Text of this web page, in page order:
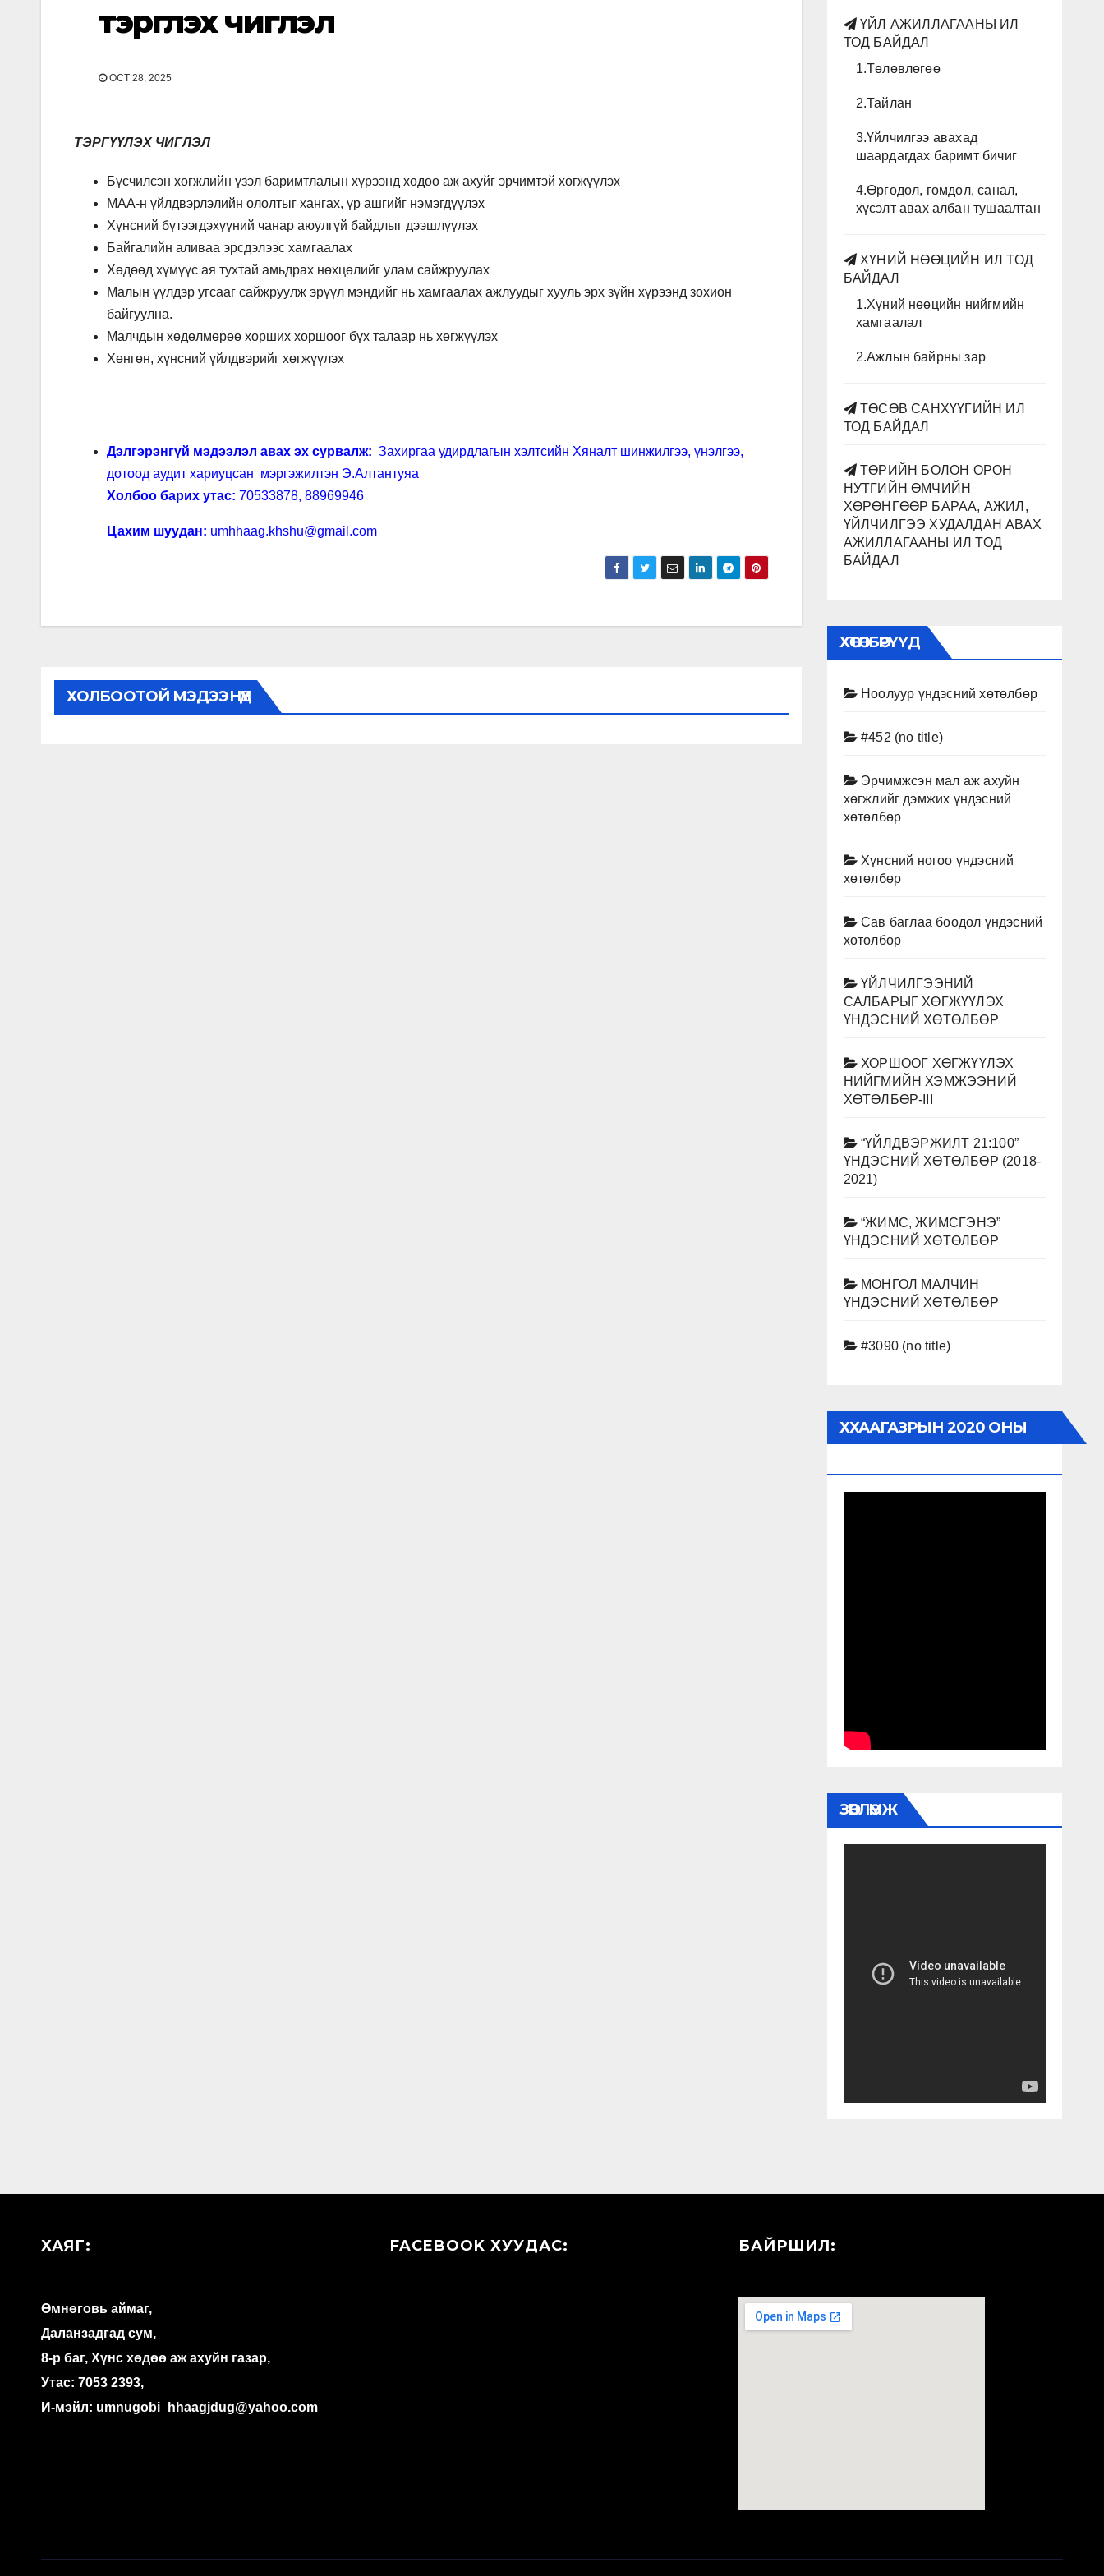
тэргүүлэх чиглэл
OCT 28, 2025
ТЭРГҮҮЛЭХ ЧИГЛЭЛ
Бүсчилсэн хөгжлийн үзэл баримтлалын хүрээнд хөдөө аж ахуйг эрчимтэй хөгжүүлэх
МАА-н үйлдвэрлэлийн ололтыг хангах, үр ашгийг нэмэгдүүлэх
Хүнсний бүтээгдэхүүний чанар аюулгүй байдлыг дээшлүүлэх
Байгалийн аливаа эрсдэлээс хамгаалах
Хөдөөд хүмүүс ая тухтай амьдрах нөхцөлийг улам сайжруулах
Малын үүлдэр угсааг сайжруулж эрүүл мэндийг нь хамгаалах ажлуудыг хууль эрх зүйн хүрээнд зохион
байгуулна.
Малчдын хөдөлмөрөө хорших хоршоог бүх талаар нь хөгжүүлэх
Хөнгөн, хүнсний үйлдвэрийг хөгжүүлэх
Дэлгэрэнгүй мэдээлэл авах эх сурвалж: Захиргаа удирдлагын хэлтсийн Хяналт шинжилгээ, үнэлгээ,
дотоод аудит хариуцсан мэргэжилтэн Э.Алтантуяа
Холбоо барих утас: 70533878, 88969946
Цахим шуудан: umhhaag.khshu@gmail.com
ХОЛБООТОЙ МЭДЭЭНҮҮД
ҮЙЛ АЖИЛЛАГААНЫ ИЛ
ТОД БАЙДАЛ
1.Төлөвлөгөө
2.Тайлан
3.Үйлчилгээ авахад
шаардагдах баримт бичиг
4.Өргөдөл, гомдол, санал,
хүсэлт авах албан тушаалтан
ХҮНИЙ НӨӨЦИЙН ИЛ ТОД
БАЙДАЛ
1.Хүний нөөцийн нийгмийн
хамгаалал
2.Ажлын байрны зар
ТӨСӨВ САНХҮҮГИЙН ИЛ
ТОД БАЙДАЛ
ТӨРИЙН БОЛОН ОРОН
НУТГИЙН ӨМЧИЙН
ХӨРӨНГӨӨР БАРАА, АЖИЛ,
ҮЙЛЧИЛГЭЭ ХУДАЛДАН АВАХ
АЖИЛЛАГААНЫ ИЛ ТОД
БАЙДАЛ
ХӨТӨЛБӨРҮҮД
Ноолуур үндэсний хөтөлбөр
#452 (no title)
Эрчимжсэн мал аж ахуйн
хөгжлийг дэмжих үндэсний
хөтөлбөр
Хүнсний ногоо үндэсний
хөтөлбөр
Сав баглаа боодол үндэсний
хөтөлбөр
ҮЙЛЧИЛГЭЭНИЙ
САЛБАРЫГ ХӨГЖҮҮЛЭХ
ҮНДЭСНИЙ ХӨТӨЛБӨР
ХОРШООГ ХӨГЖҮҮЛЭХ
НИЙГМИЙН ХЭМЖЭЭНИЙ
ХӨТӨЛБӨР-III
“ҮЙЛДВЭРЖИЛТ 21:100”
ҮНДЭСНИЙ ХӨТӨЛБӨР (2018-
2021)
“ЖИМС, ЖИМСГЭНЭ”
ҮНДЭСНИЙ ХӨТӨЛБӨР
МОНГОЛ МАЛЧИН
ҮНДЭСНИЙ ХӨТӨЛБӨР
#3090 (no title)
ХХААГАЗРЫН 2020 ОНЫ
ЗӨВЛӨМЖ
ХАЯГ:
Өмнөговь аймаг,
Даланзадгад сум,
8-р баг, Хүнс хөдөө аж ахуйн газар,
Утас: 7053 2393,
И-мэйл: umnugobi_hhaagjdug@yahoo.com
FACEBOOK ХУУДАС: БАЙРШИЛ: